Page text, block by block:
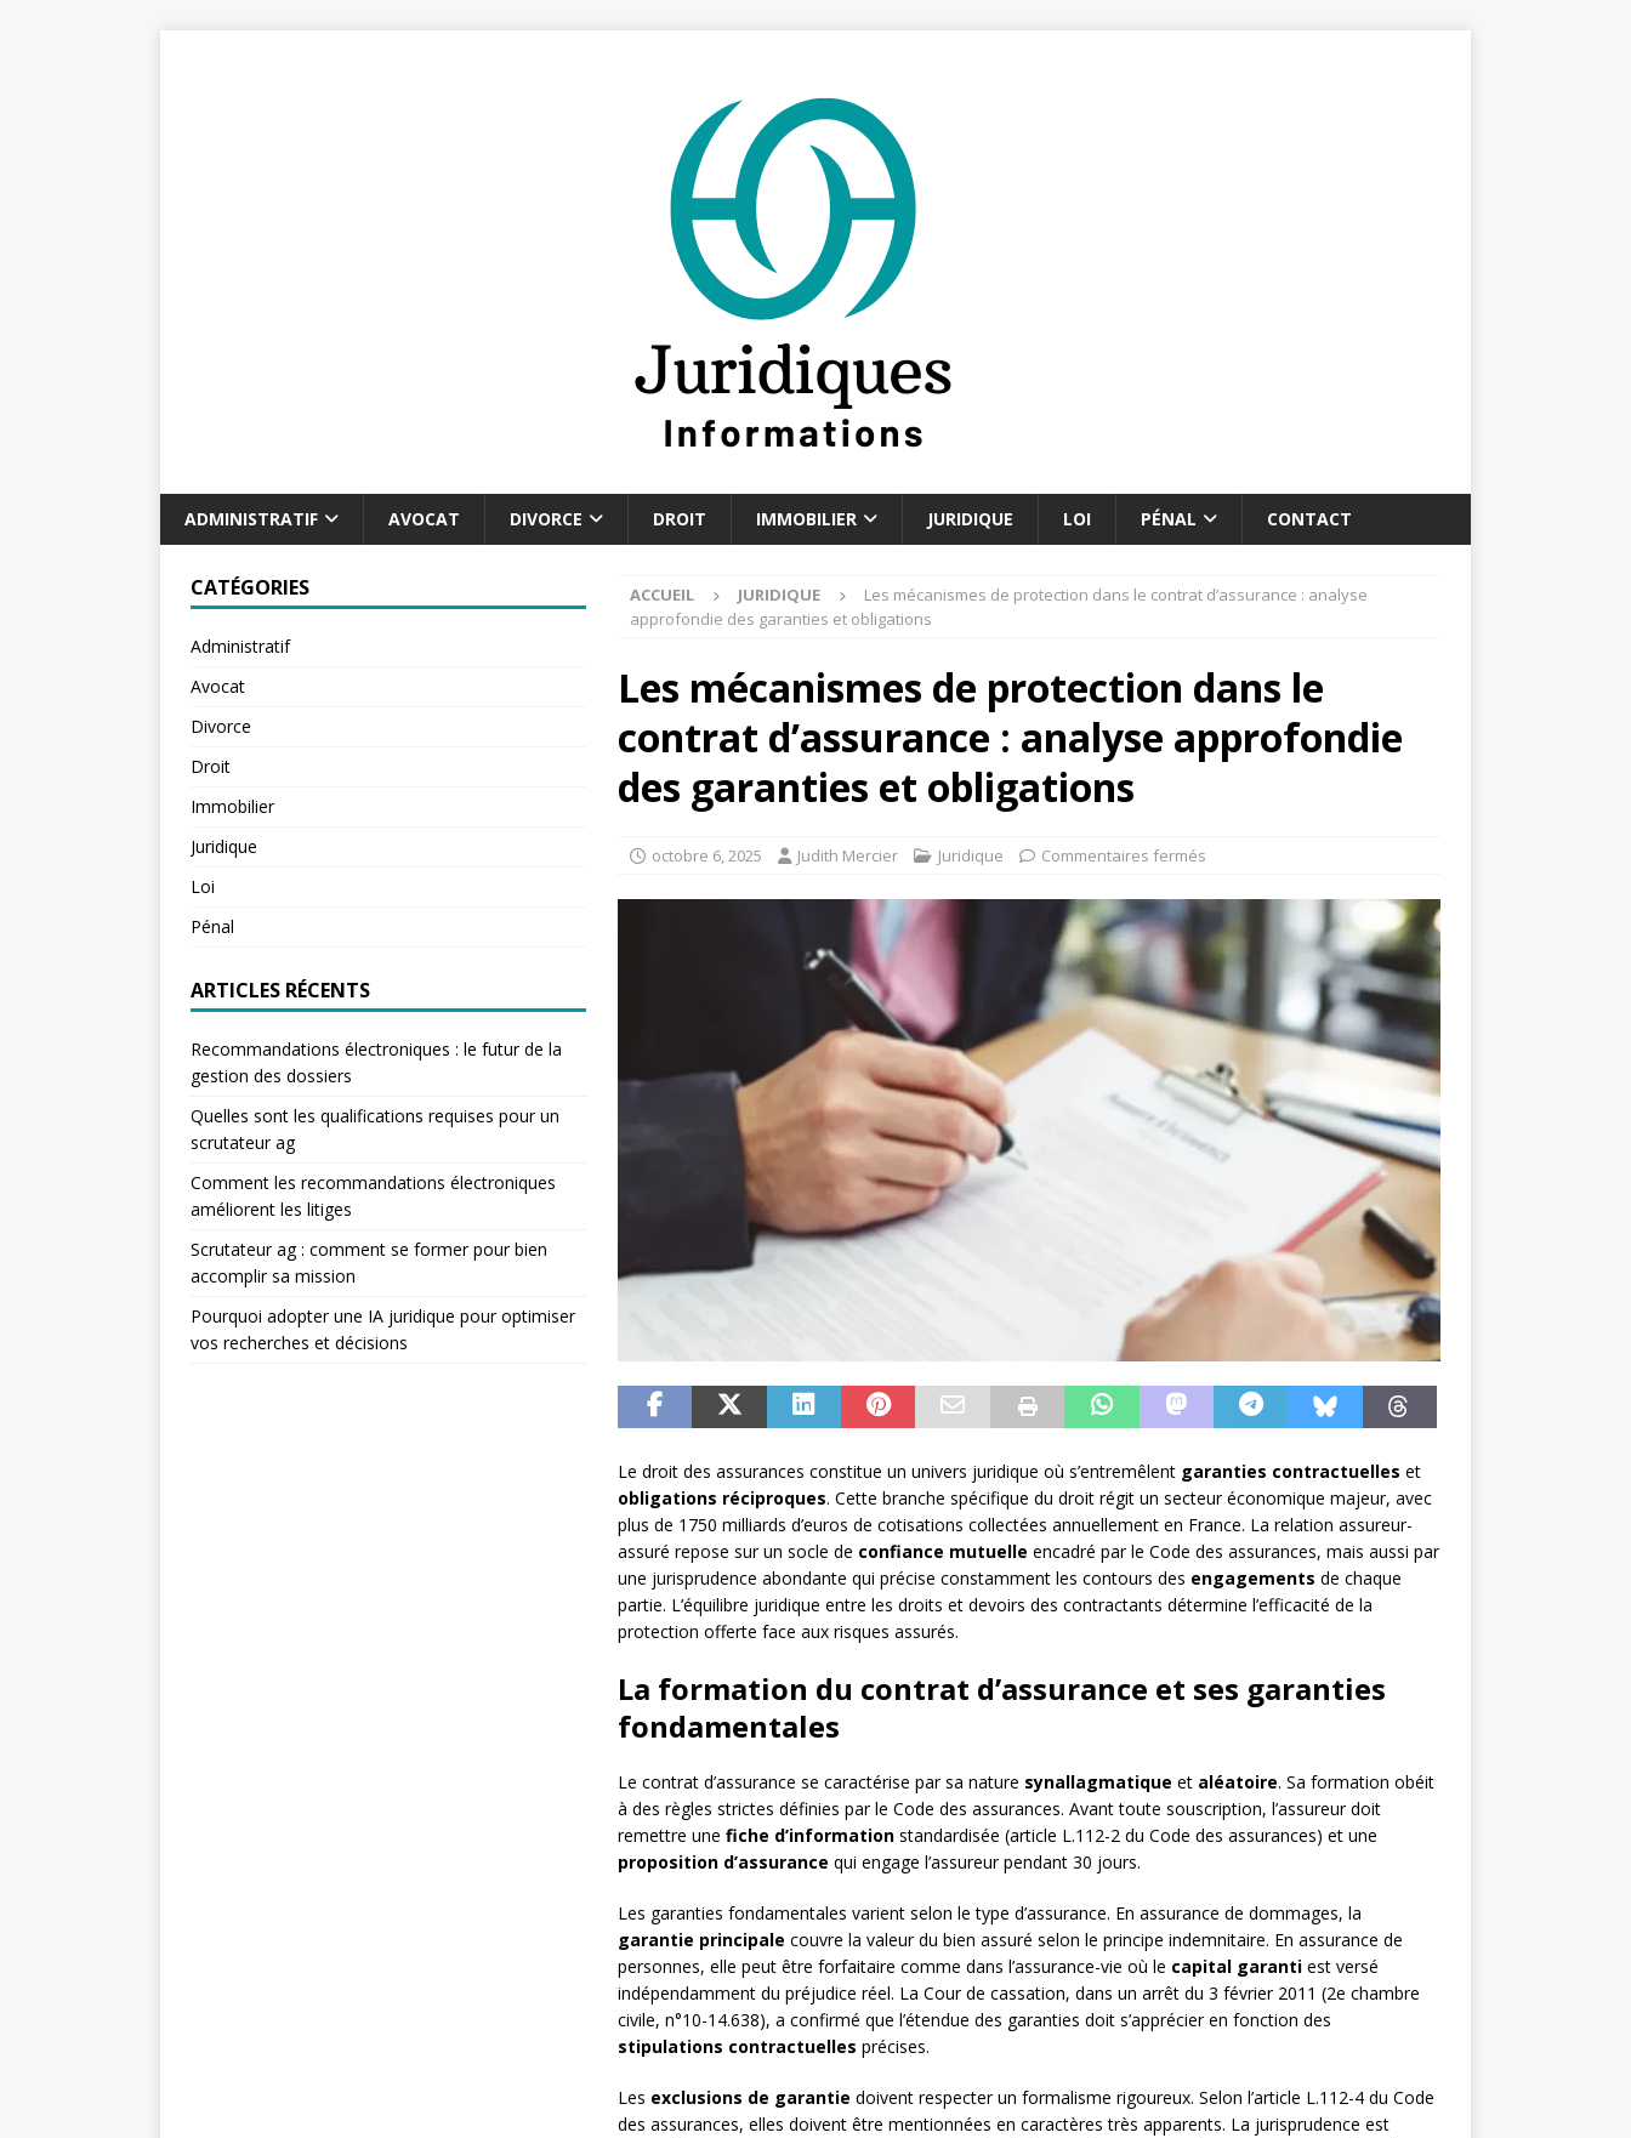
ADMINISTRATIF AVOCAT DIVORCE DROIT IMMOBILIER JURIDIQUE LOI PÉNAL CONTACT
ACCUEIL JURIDIQUE
Les mécanismes de protection dans le contrat d’assurance : analyse
approfondie des garanties et obligations
Les mécanismes de protection dans le
contrat d’assurance : analyse approfondie
des garanties et obligations
octobre 6, 2025 Judith Mercier Juridique Commentaires fermés
Le droit des assurances constitue un univers juridique où s’entremêlent garanties contractuelles et
obligations réciproques. Cette branche spécifique du droit régit un secteur économique majeur, avec
plus de 1750 milliards d’euros de cotisations collectées annuellement en France. La relation assureur-
assuré repose sur un socle de confiance mutuelle encadré par le Code des assurances, mais aussi par
une jurisprudence abondante qui précise constamment les contours des engagements de chaque
partie. L’équilibre juridique entre les droits et devoirs des contractants détermine l’efficacité de la
protection offerte face aux risques assurés.
La formation du contrat d’assurance et ses garanties
fondamentales
Le contrat d’assurance se caractérise par sa nature synallagmatique et aléatoire. Sa formation obéit
à des règles strictes définies par le Code des assurances. Avant toute souscription, l’assureur doit
remettre une fiche d’informationstandardisée (article L.112-2 du Code des assurances) et une
proposition d’assurance qui engage l’assureur pendant 30 jours.
Les garanties fondamentales varient selon le type d’assurance. En assurance de dommages, la
garantie principale couvre la valeur du bien assuré selon le principe indemnitaire. En assurance de
personnes, elle peut être forfaitaire comme dans l’assurance-vie où le capital garantiest versé
indépendamment du préjudice réel. La Cour de cassation, dans un arrêt du 3 février 2011 (2e chambre
civile, n°10-14.638), a confirmé que l’étendue des garanties doit s’apprécier en fonction des
stipulations contractuelles précises.
Les exclusions de garantie doivent respecter un formalisme rigoureux. Selon l’article L.112-4 du Code
des assurances, elles doivent être mentionnées en caractères très apparents. La jurisprudence est
CATÉGORIES
Administratif
Avocat
Divorce
Droit
Immobilier
Juridique
Loi
Pénal
ARTICLES RÉCENTS
Recommandations électroniques : le futur de la
gestion des dossiers
Quelles sont les qualifications requises pour un
scrutateur ag
Comment les recommandations électroniques
améliorent les litiges
Scrutateur ag : comment se former pour bien
accomplir sa mission
Pourquoi adopter une IA juridique pour optimiser
vos recherches et décisions